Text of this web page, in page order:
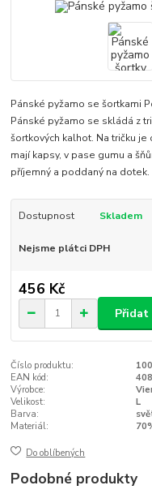
Pánské pyžamo se šortkami
Pánské pyžamo se skládá z
šortkových kalhot. Na tričku
mají kapsy, v pase gumu a
příjemný a poddaný na dotek.
Dostupnost Skladem
Nejsme plátci DPH
456 Kč
Přidat
Číslo produktu:
EAN kód:
Výrobce:
Velikost:
L
Barva:
Materiál:
Do oblíbených
Podobné produkty